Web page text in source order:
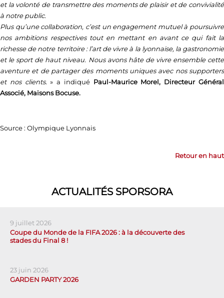
et la volonté de transmettre des moments de plaisir et de convivialité
à notre public.
Plus qu’une collaboration, c’est un engagement mutuel à poursuivre
nos ambitions respectives tout en mettant en avant ce qui fait la
richesse de notre territoire : l’art de vivre à la lyonnaise, la gastronomie
et le sport de haut niveau. Nous avons hâte de vivre ensemble cette
aventure et de partager des moments uniques avec nos supporters
et nos clients.» a indiqué Paul-Maurice Morel, Directeur Général
Associé, Maisons Bocuse.
Source : Olympique Lyonnais
Retour en haut
ACTUALITÉS SPORSORA
9 juillet 2026
Coupe du Monde de la FIFA 2026 : à la découverte des
stades du Final 8 !
23 juin 2026
GARDEN PARTY 2026